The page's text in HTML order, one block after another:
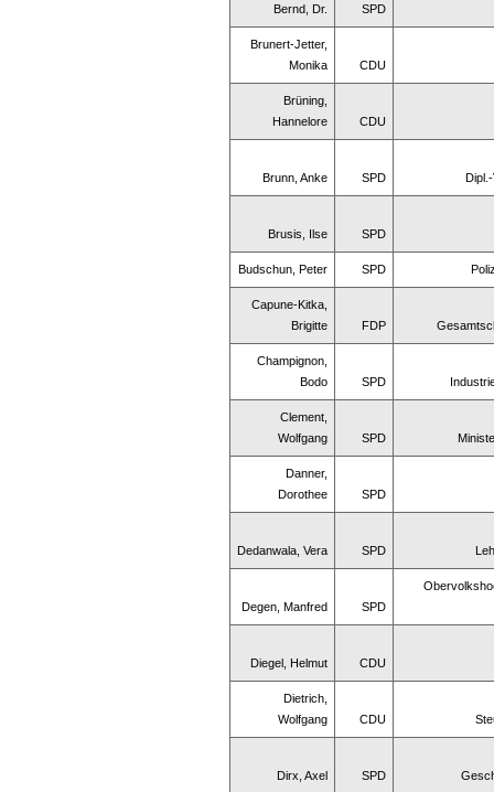
Bernd, Dr.
SPD
Brunert-Jetter,
Monika
CDU
Brüning,
Hannelore
CDU
Brunn, Anke SPD
Brusis, Ilse SPD
Budschun, Peter SPD
Capune-Kitka,
Brigitte
FDP
Champignon,
Bodo
SPD
Clement,
Wolfgang
SPD
Danner,
Dorothee
SPD
Dedanwala, Vera SPD
Degen, Manfred SPD
Diegel, Helmut CDU
Dietrich,
Wolfgang
CDU
Dirx, Axel SPD